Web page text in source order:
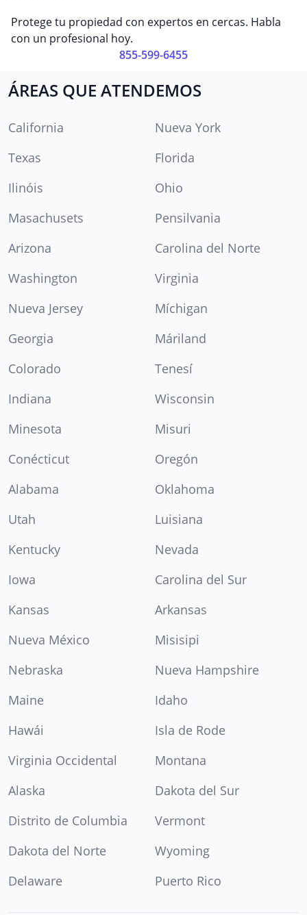
Protege tu propiedad con expertos en cercas. Habla
con un profesional hoy.
855-599-6455
ÁREAS QUE ATENDEMOS
California
Nueva York
Texas
Florida
Ilinóis
Ohio
Masachusets
Pensilvania
Arizona
Carolina del Norte
Washington
Virginia
Nueva Jersey
Míchigan
Georgia
Máriland
Colorado
Tenesí
Indiana
Wisconsin
Minesota
Misuri
Conécticut
Oregón
Alabama
Oklahoma
Utah
Luisiana
Kentucky
Nevada
Iowa
Carolina del Sur
Kansas
Arkansas
Nueva México
Misisipi
Nebraska
Nueva Hampshire
Maine
Idaho
Hawái
Isla de Rode
Virginia Occidental
Montana
Alaska
Dakota del Sur
Distrito de Columbia
Vermont
Dakota del Norte
Wyoming
Delaware
Puerto Rico